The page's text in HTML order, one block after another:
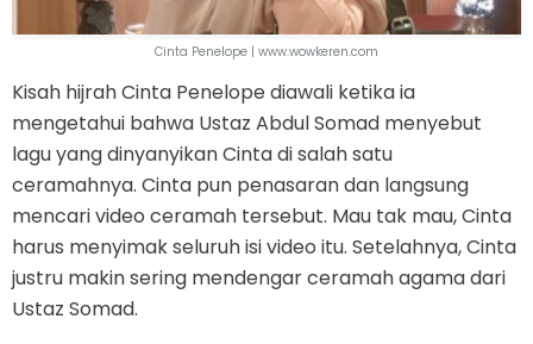
Cinta Penelope | www.wowkeren.com
Kisah hijrah Cinta Penelope diawali ketika ia
mengetahui bahwa Ustaz Abdul Somad menyebut
lagu yang dinyanyikan Cinta di salah satu
ceramahnya. Cinta pun penasaran dan langsung
mencari video ceramah tersebut. Mau tak mau, Cinta
harus menyimak seluruh isi video itu. Setelahnya, Cinta
justru makin sering mendengar ceramah agama dari
Ustaz Somad.